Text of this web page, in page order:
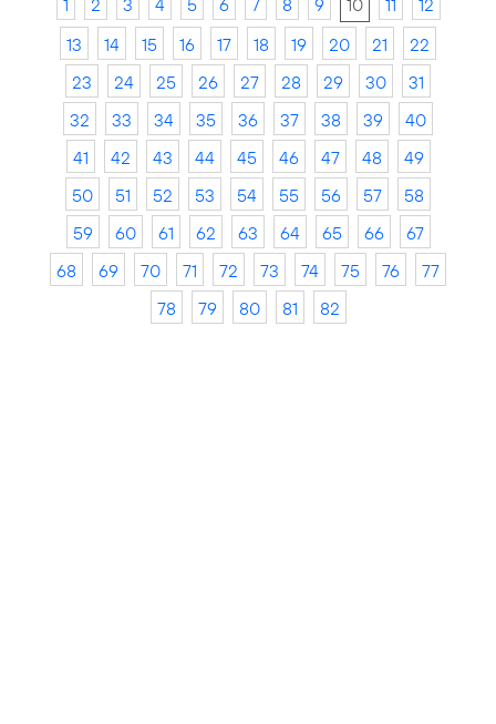
1 2 3 4 5 6 7 8 9 10 11
12
13
14 15 16 17 18 19 20 21
22
23
24 25 26 27 28 29 30
31
32
33 34 35 36 37 38 39
40
41
42 43 44 45 46 47 48
49
50
51 52 53 54 55 56 57
58
59
60 61 62 63 64 65 66
67
68
69 70 71 72 73 74 75 76
77
78
79 80 81 82